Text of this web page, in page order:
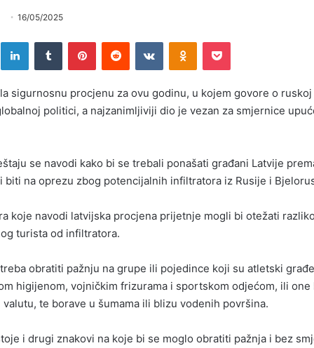
email
16/05/2025
LinkedInTumblr PinterestReddit VKontakteOdnoklassniki
Pocket
sigurnosnu procjenu za ovu godinu, u kojem govore o
politici, a najzanimljiviji dio je vezan za smjernice
se navodi kako bi se trebali ponašati građani Latvije
biti na oprezu zbog potencijalnih infiltratora iz Rusije i
koje navodi latvijska procjena prijetnje mogli bi otežati
turista od infiltratora.
obratiti pažnju na grupe ili pojedince koji su atletski
higijenom, vojničkim frizurama i sportskom odjećom, ili one
te borave u šumama ili blizu vodenih površina.
i drugi znakovi na koje bi se moglo obratiti pažnja i bez